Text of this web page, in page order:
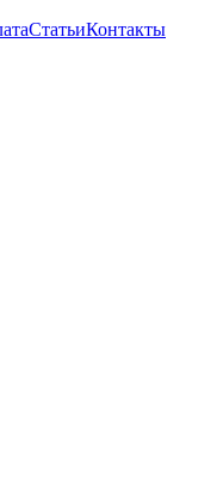
СтатьиКонтакты